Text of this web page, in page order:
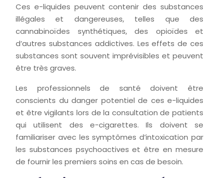
Ces e-liquides peuvent contenir des substances
illégales et dangereuses, telles que des
cannabinoïdes synthétiques, des opioïdes et
d’autres substances addictives. Les effets de ces
substances sont souvent imprévisibles et peuvent
être très graves.
Les professionnels de santé doivent être
conscients du danger potentiel de ces e-liquides
et être vigilants lors de la consultation de patients
qui utilisent des e-cigarettes. Ils doivent se
familiariser avec les symptômes d’intoxication par
les substances psychoactives et être en mesure
de fournir les premiers soins en cas de besoin.